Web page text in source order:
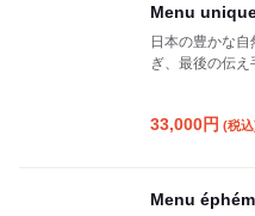
Menu
日本の豊かな
ぎ、最後の伝
感を魅了する
33,000円 (税込
Menu